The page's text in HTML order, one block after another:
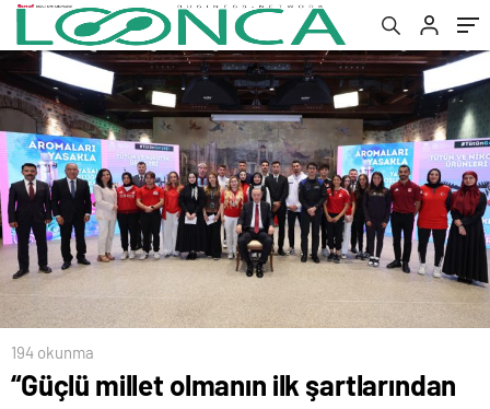
194 okunma
“Güçlü millet olmanın ilk şartlarından